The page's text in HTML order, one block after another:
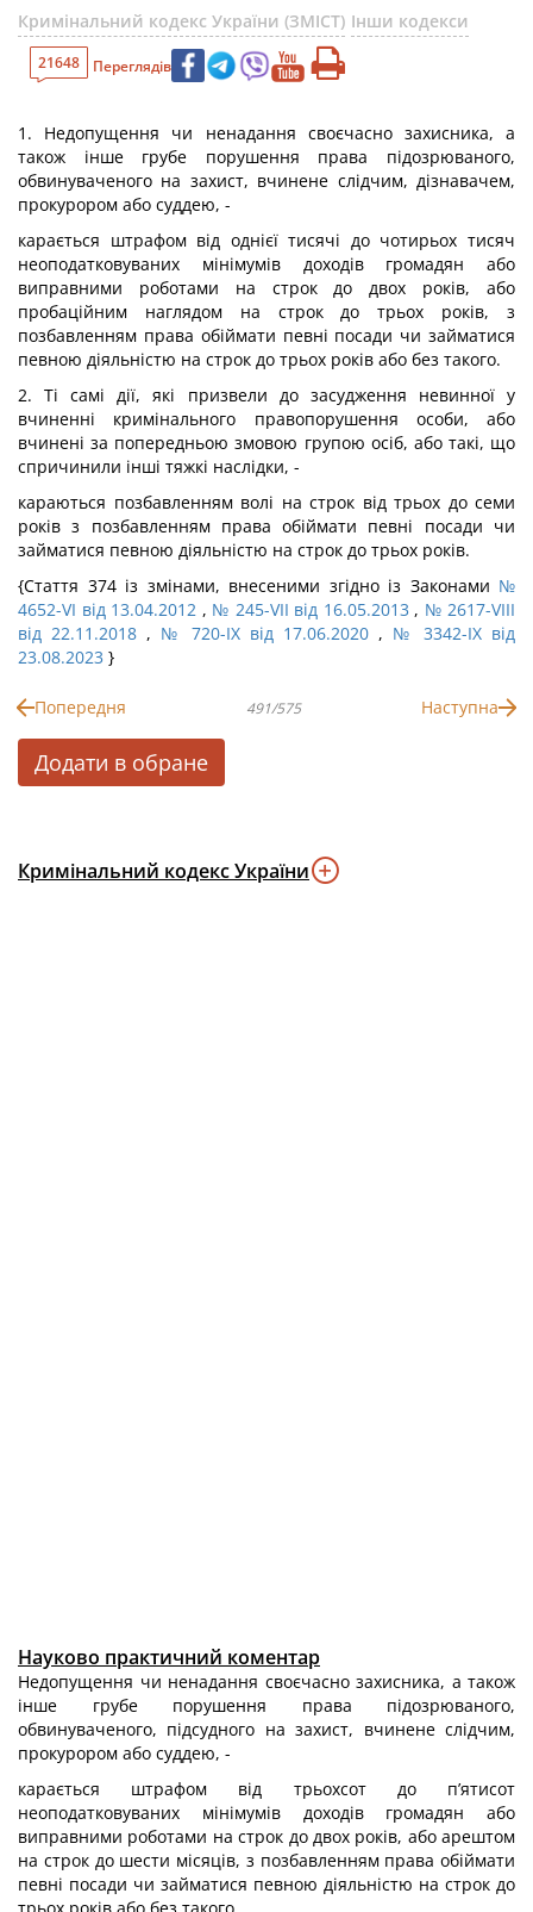
Кримінальний кодекс України (ЗМІСТ) Інши кодекси
21648 Переглядів
1. Недопущення чи ненадання своєчасно захисника, а
також інше грубе порушення права підозрюваного,
обвинуваченого на захист, вчинене слідчим, дізнавачем,
прокурором або суддею, -
карається штрафом від однієї тисячі до чотирьох тисяч
неоподатковуваних мінімумів доходів громадян або
виправними роботами на строк до двох років, або
пробаційним наглядом на строк до трьох років, з
позбавленням права обіймати певні посади чи займатися
певною діяльністю на строк до трьох років або без такого.
2. Ті самі дії, які призвели до засудження невинної у
вчиненні кримінального правопорушення особи, або
вчинені за попередньою змовою групою осіб, або такі, що
спричинили інші тяжкі наслідки, -
караються позбавленням волі на строк від трьох до семи
років з позбавленням права обіймати певні посади чи
займатися певною діяльністю на строк до трьох років.
{Стаття 374 із змінами, внесеними згідно із Законами №
4652-VI від 13.04.2012 , № 245-VII від 16.05.2013 , № 2617-VIII
від 22.11.2018 , № 720-IX від 17.06.2020 , № 3342-IX від
23.08.2023 }
Попередня 491/575 Наступна
Додати в обране
Кримінальний кодекс України
Науково практичний коментар
Недопущення чи ненадання своєчасно захисника, а також
інше грубе по­рушення права підозрюваного,
обвинуваченого, підсудного на захист, вчинене слідчим,
прокурором або суддею, -
карається штрафом від трьохсот до п’ятисот
неоподатковуваних мінімумів доходів громадян або
виправними роботами на строк до двох років, або арештом
на строк до шести місяців, з позбавленням права обіймати
певні посади чи зай­матися певною діяльністю на строк до